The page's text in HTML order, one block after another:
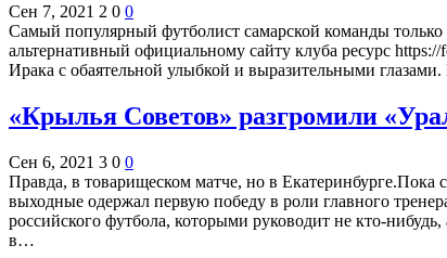
Сен 7, 2021 2 0 0
Самый популярный футболист самарской команды
альтернативный официальному сайту клуба ресурс
Ирака с обаятельной улыбкой и выразительными
«Крылья Советов» разгромили
Сен 6, 2021 3 0 0
Правда, в товарищеском матче, но в
выходные одержал первую победу в роли главного
российского футбола, которыми руководит не кто-
в…